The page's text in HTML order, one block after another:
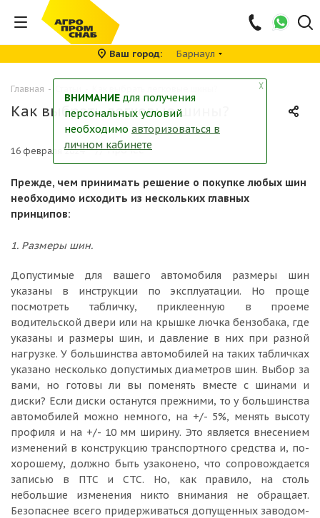
Ваш город Барнаул
Главная -
Как выбрать легковые шины?
16 февраля 2024 // Прочее
Прежде, чем принимать решение о покупке любых шин
необходимо исходить из нескольких главных
принципов:
1. Размеры шин.
Допустимые для вашего автомобиля размеры шин
указаны в инструкции по эксплуатации. Но проще
посмотреть табличку, приклеенную в проеме
водительской двери или на крышке лючка бензобака, где
указаны и размеры шин, и давление в них при разной
нагрузке. У большинства автомобилей на таких табличках
указано несколько допустимых диаметров шин. Выбор за
вами, но готовы ли вы поменять вместе с шинами и
диски? Если диски останутся прежними, то у большинства
автомобилей можно немного, на +/- 5%, менять высоту
профиля и на +/- 10 мм ширину. Это является внесением
изменений в конструкцию транспортного средства и, по-
хорошему, должно быть узаконено, что сопровождается
записью в ПТС и СТС. Но, как правило, на столь
небольшие изменения никто внимания не обращает.
Безопаснее всего придерживаться допущенных заводом-
╳
ВНИМАНИЕ для получения
персональных условий
необходимо авторизоваться в
личном кабинете